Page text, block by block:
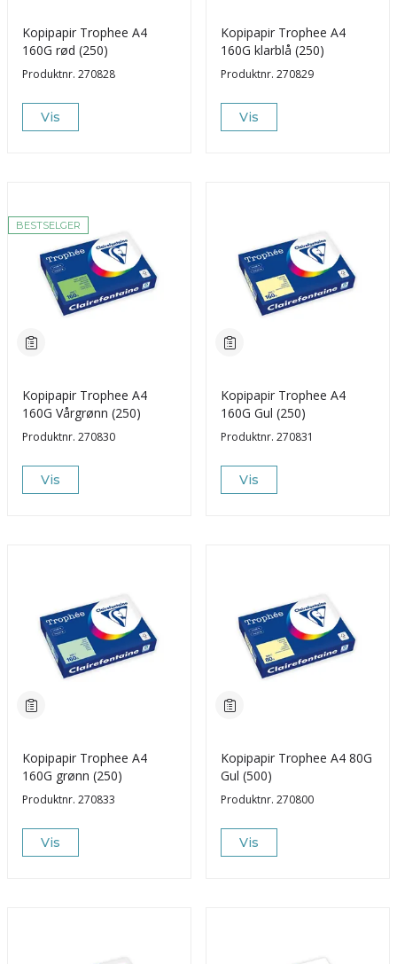
Kopipapir Trophee A4
160G rød (250)
Produktnr. 270828
Vis
Kopipapir Trophee A4
160G klarblå (250)
Produktnr. 270829
Vis
BESTSELGER
Kopipapir Trophee A4
160G Vårgrønn (250)
Produktnr. 270830
Vis
Kopipapir Trophee A4
160G Gul (250)
Produktnr. 270831
Vis
Kopipapir Trophee A4
160G grønn (250)
Produktnr. 270833
Vis
Kopipapir Trophee A4 80G
Gul (500)
Produktnr. 270800
Vis